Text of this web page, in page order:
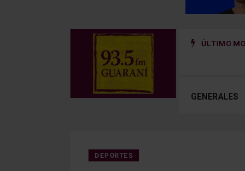
ÚLTIMO
por un hierro que se desprendió de un camión
GENERALES
DEPORTES